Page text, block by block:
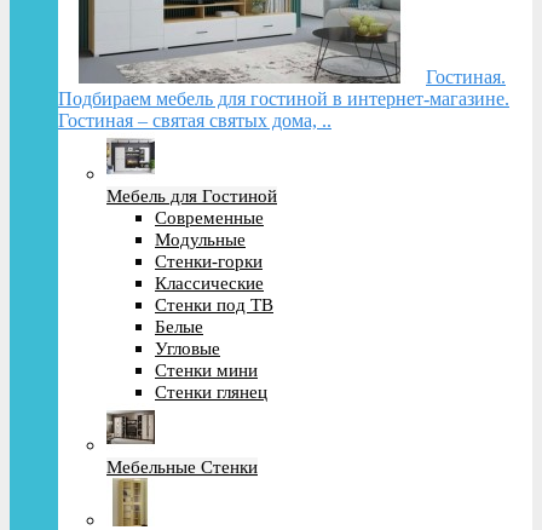
Гостиная.
Подбираем мебель для гостиной в интернет-магазине.
Гостиная – святая святых дома, ..
Мебель для Гостиной
Современные
Модульные
Стенки-горки
Классические
Стенки под ТВ
Белые
Угловые
Стенки мини
Стенки глянец
Мебельные Стенки